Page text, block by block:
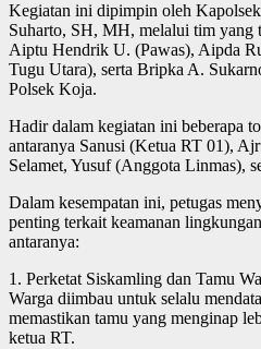
Kegiatan ini dipimpin oleh
Suharto, SH, MH, melalui tim yang
Aiptu Hendrik U. (Pawas), Aipda
Tugu Utara), serta Bripka A.
Polsek Koja.
Hadir dalam kegiatan ini beberapa
antaranya Sanusi (Ketua RT 01),
Selamet, Yusuf (Anggota Linmas),
Dalam kesempatan ini, petugas
penting terkait keamanan
antaranya:
1. Perketat Siskamling dan Tamu
Warga diimbau untuk selalu
memastikan tamu yang menginap
ketua RT.